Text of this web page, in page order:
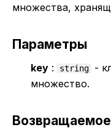
множества,
Параметры
key : string
-
множество.